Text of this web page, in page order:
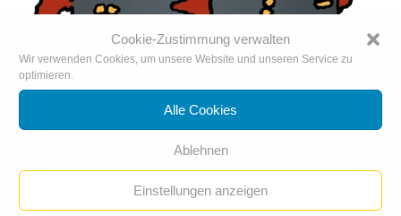
Cookie-Zustimmung verwalten
Wir verwenden Cookies, um unsere Website und unseren Service zu
optimieren.
Alle Cookies
Ablehnen
Einstellungen anzeigen